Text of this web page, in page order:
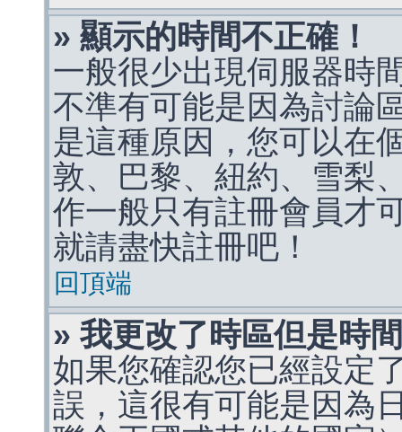
» 顯示的時間不正確！
一般很少出現伺服器時
不準有可能是因為討論
是這種原因，您可以在
敦、巴黎、紐約、雪梨
作一般只有註冊會員才
就請盡快註冊吧！
回頂端
» 我更改了時區但是時
如果您確認您已經設定
誤，這很有可能是因為